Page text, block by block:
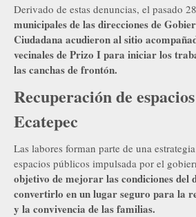
Derivado de estas denuncias, el pasado
municipales de las direcciones de
Ciudadana acudieron al sitio
vecinales de Prizo I para iniciar los
las canchas de frontón.
Recuperación de
Ecatepec
Las labores forman parte de una
espacios públicos impulsada por el
objetivo de mejorar las condiciones del
convertirlo en un lugar seguro para la
y la convivencia de las familias.